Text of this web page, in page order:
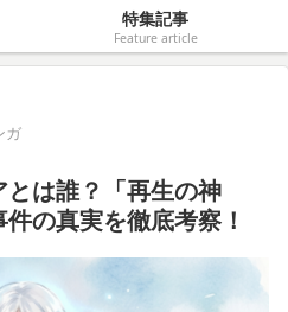
特集記事
Feature article
ガ
とは誰？「再生の神
の真実を徹底考察！